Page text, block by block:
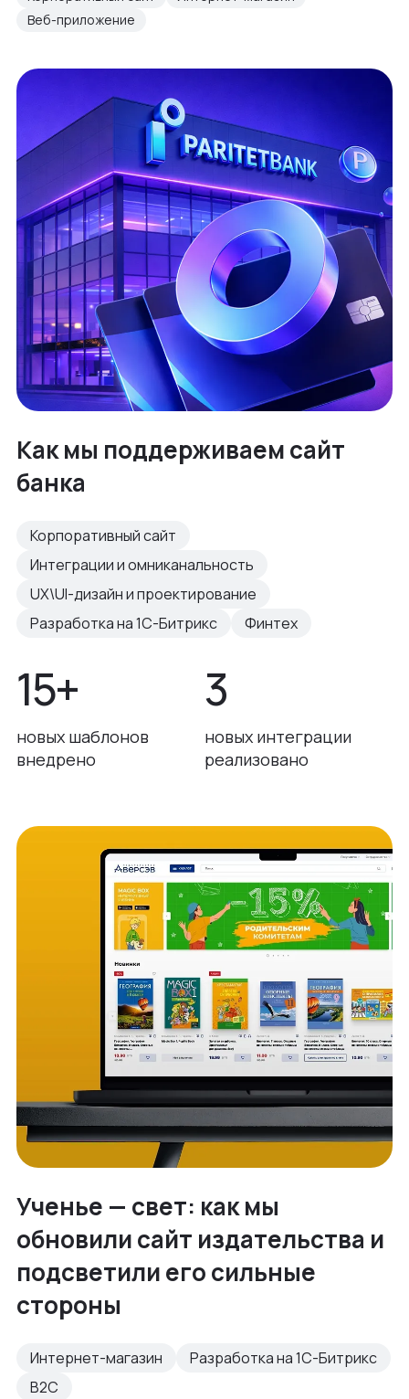
Веб-приложение
Как мы поддерживаем сайт
банка
Корпоративный сайт
Интеграции и омниканальность
UX\UI-дизайн и проектирование
Разработка на 1С-Битрикс
Финтех
15+
новых шаблонов
внедрено
3
новых интеграции
реализовано
Ученье — свет: как мы
обновили сайт издательства и
подсветили его сильные
стороны
Интернет-магазин
Разработка на 1С-Битрикс
B2C